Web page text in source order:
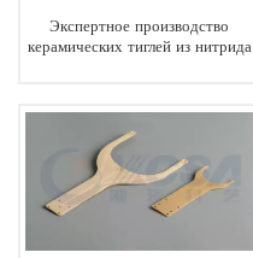
Экспертное производство
керамических тиглей из нитрида